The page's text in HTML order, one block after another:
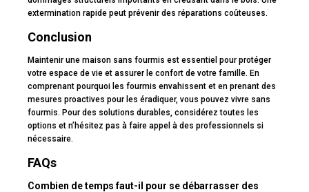
extermination rapide peut prévenir des réparations coûteuses.
Conclusion
Maintenir une maison sans fourmis est essentiel pour protéger
votre espace de vie et assurer le confort de votre famille. En
comprenant pourquoi les fourmis envahissent et en prenant des
mesures proactives pour les éradiquer, vous pouvez vivre sans
fourmis. Pour des solutions durables, considérez toutes les
options et n’hésitez pas à faire appel à des professionnels si
nécessaire.
FAQs
Combien de temps faut-il pour se débarrasser des